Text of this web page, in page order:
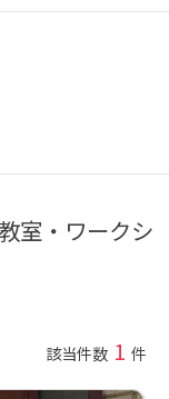
室・ワークシ
該当件数 1 件